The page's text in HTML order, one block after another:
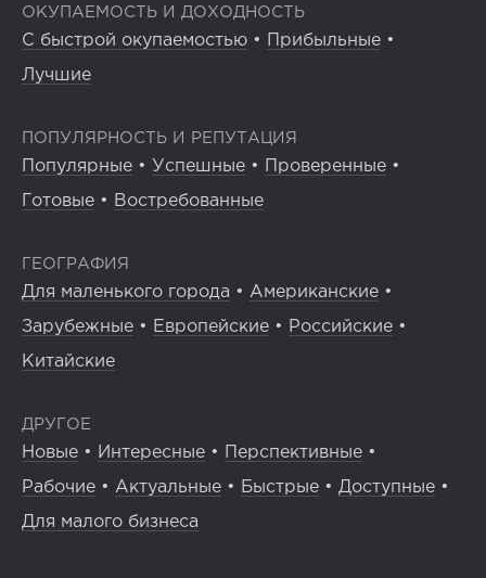
ОКУПАЕМОСТЬ И ДОХОДНОСТЬ
С быстрой окупаемостью • Прибыльные •
Лучшие
ПОПУЛЯРНОСТЬ И РЕПУТАЦИЯ
Популярные • Успешные • Проверенные •
Готовые • Востребованные
ГЕОГРАФИЯ
Для маленького города • Американские •
Зарубежные • Европейские • Российские •
Китайские
ДРУГОЕ
Новые • Интересные • Перспективные •
Рабочие • Актуальные • Быстрые • Доступные •
Для малого бизнеса